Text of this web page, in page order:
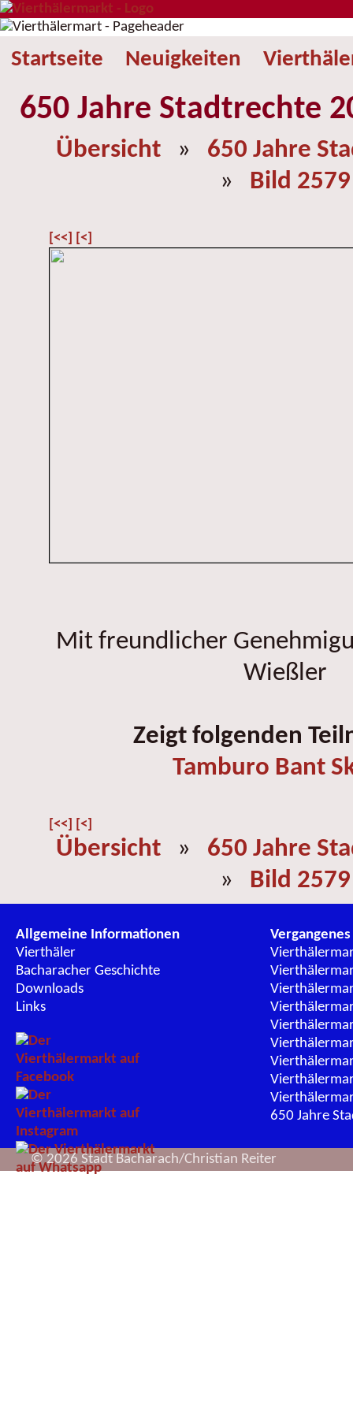
Startseite Neuigkeiten
650 Jahre Stadtrechte
Übersicht » 650 Jahre
» Bild 2579
[<<] [<]
Mit freundlicher
Wießler
Zeigt folgenden
Tamburo Bant
[<<] [<]
Übersicht » 650 Jahre
» Bild 2579
Allgemeine Informationen
Vierthäler
Bacharacher Geschichte
Downloads
Links
Vergangenes
650 Jahre
© 2026 Stadt Bacharach/Christian Reiter